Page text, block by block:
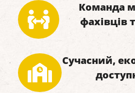
Команда
фахівців
Сучасний,